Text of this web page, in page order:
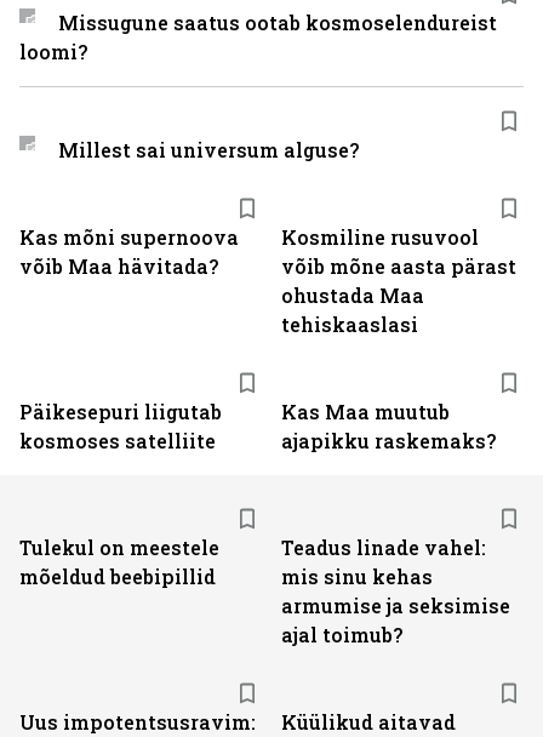
Kas mõni supernoova
võib Maa hävitada?
Kosmiline rusuvool
võib mõne aasta pärast
ohustada Maa
tehiskaaslasi
Päikesepuri liigutab
kosmoses satelliite
Kas Maa muutub
ajapikku raskemaks?
Missugune saatus ootab kosmoselendureist
loomi?
Millest sai universum alguse?
Tulekul on meestele
mõeldud beebipillid
Teadus linade vahel:
mis sinu kehas
armumise ja seksimise
ajal toimub?
Uus impotentsusravim:
Küülikud aitavad